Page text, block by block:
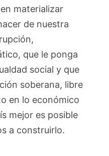
materializar
de nuestra
que le ponga
social y que
soberana, libre
en lo económico
mejor es posible
a construirlo.